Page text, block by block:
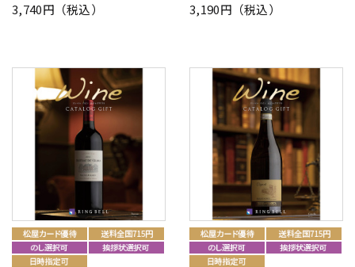
3,740円（税込）
3,190円（税込）